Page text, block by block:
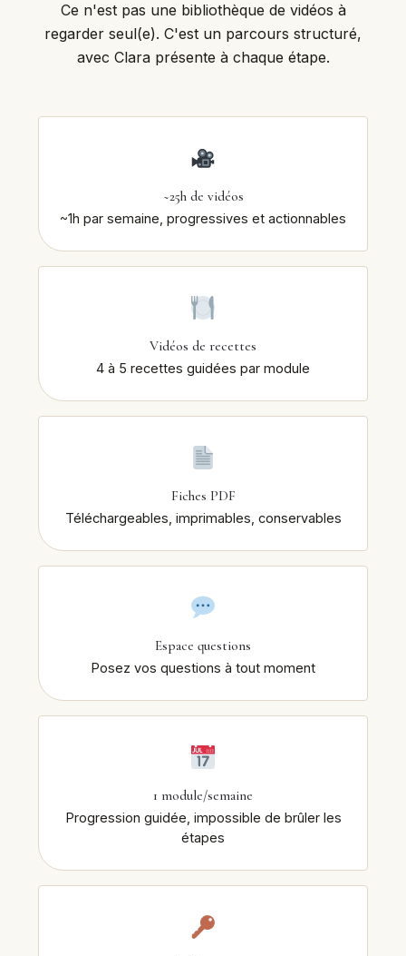
Ce n'est pas une bibliothèque de vidéos à
regarder seul(e). C'est un parcours structuré,
avec Clara présente à chaque étape.
~25h de vidéos
~1h par semaine, progressives et actionnables
Vidéos de recettes
4 à 5 recettes guidées par module
Fiches PDF
Téléchargeables, imprimables, conservables
Espace questions
Posez vos questions à tout moment
1 module/semaine
Progression guidée, impossible de brûler les
étapes